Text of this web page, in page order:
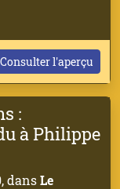
Consulter l'aperçu
:
à Philippe
dansLe